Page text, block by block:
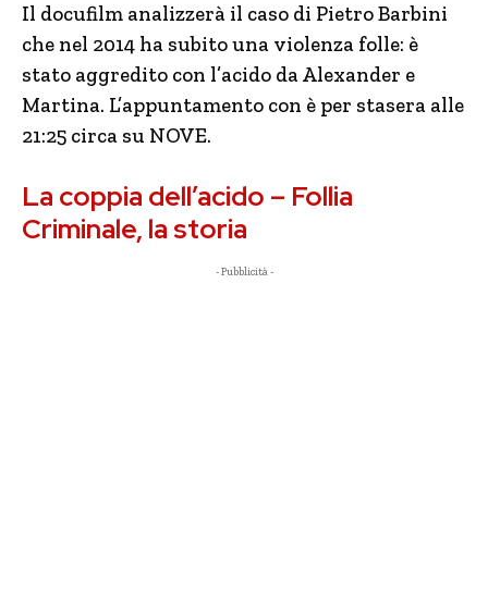
Il docufilm analizzerà il caso di Pietro Barbini
che nel 2014 ha subito una violenza folle: è
stato aggredito con l’acido da Alexander e
Martina. L’appuntamento con è per stasera alle
21:25 circa su NOVE.
La coppia dell’acido – Follia
Criminale, la storia
- Pubblicità -